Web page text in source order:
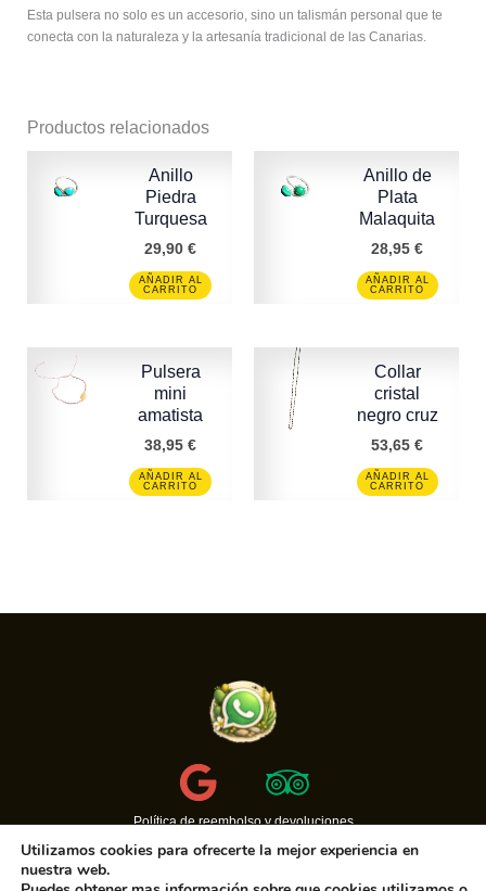
Esta pulsera no solo es un accesorio, sino un talismán personal que te
conecta con la naturaleza y la artesanía tradicional de las Canarias.
Productos relacionados
Anillo
Piedra
Turquesa
29,90€
AÑADIR AL
CARRITO
Anillo de
Plata
Malaquita
28,95€
AÑADIR AL
CARRITO
Pulsera
mini
amatista
38,95€
AÑADIR AL
CARRITO
Collar
cristal
negro cruz
53,65€
AÑADIR AL
CARRITO
Política de reembolso y devoluciones
Condiciones de uso
Copyright © 2010 Casa Cueva Canaria
Utilizamos cookies para ofrecerte la mejor experiencia en
nuestra web.